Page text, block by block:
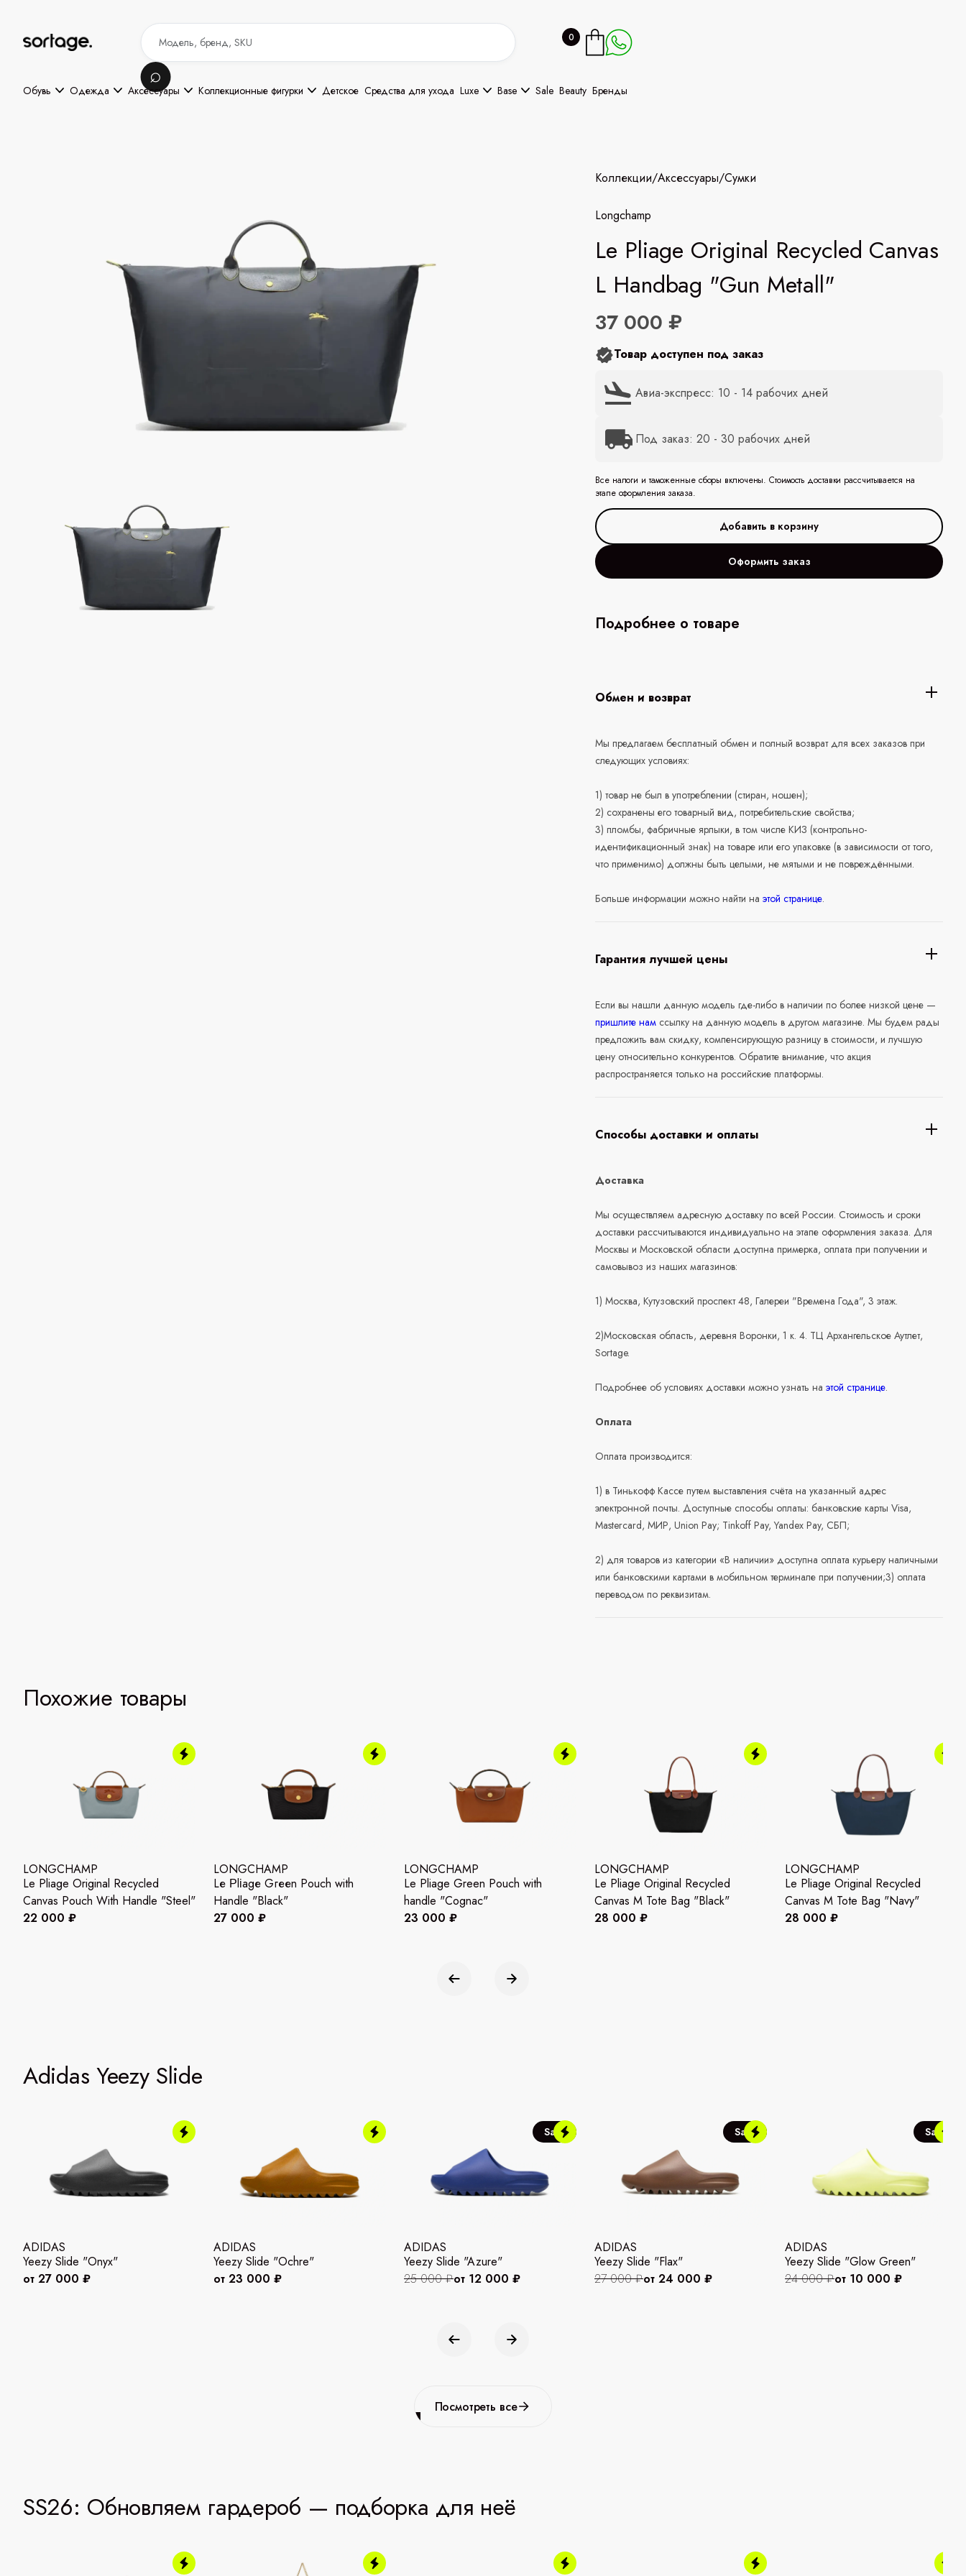
0
Обувь Одежда Аксессуары Коллекционные фигурки Детское Средства для ухода Luxe Base Sale Beauty Бренды
Коллекции/Аксессуары/Сумки
Longchamp
Le Pliage Original Recycled Canvas
L Handbag "Gun Metall"
37 000 ₽
Товар доступен под заказ
Авиа-экспресс: 10 - 14 рабочих дней
Под заказ: 20 - 30 рабочих дней
Все налоги и таможенные сборы включены. Стоимость доставки рассчитывается на
этапе оформления заказа.
Оформить заказ
Подробнее о товаре
Обмен и возврат
Мы предлагаем бесплатный обмен и полный возврат для всех заказов при
следующих условиях:
1) товар не был в употреблении (стиран, ношен);
2) сохранены его товарный вид, потребительские свойства;
3) пломбы, фабричные ярлыки, в том числе КИЗ (контрольно-
идентификационный знак) на товаре или его упаковке (в зависимости от того,
что применимо) должны быть целыми, не мятыми и не повреждёнными.
Больше информации можно найти наэтой странице.
Гарантия лучшей цены
Если вы нашли данную модель где-либо в наличии по более низкой цене —
пришлите нам ссылку на данную модель в другом магазине. Мы будем рады
предложить вам скидку, компенсирующую разницу в стоимости, и лучшую
цену относительно конкурентов. Обратите внимание, что акция
распространяется только на российские платформы.
Способы доставки и оплаты
Доставка
Мы осуществляем адресную доставку по всей России. Стоимость и сроки
доставки рассчитываются индивидуально на этапе оформления заказа. Для
Москвы и Московской области доступна примерка, оплата при получении и
самовывоз из наших магазинов:
1) Москва, Кутузовский проспект 48, Галереи "Времена Года", 3 этаж.
2)Московская область, деревня Воронки, 1 к. 4. ТЦ Архангельское Аутлет,
Sortage.
Подробнее об условиях доставки можно узнать наэтой странице.
Оплата
Оплата производится:
1) в Тинькофф Кассе путем выставления счёта на указанный адрес
электронной почты. Доступные способы оплаты: банковские карты Visa,
Mastercard, МИР, Union Pay; Tinkoff Pay, Yandex Pay, СБП;
2) для товаров из категории «В наличии» доступна оплата курьеру наличными
или банковскими картами в мобильном терминале при получении;3) оплата
переводом по реквизитам.
Похожие товары
LONGCHAMP
Le Pliage Original Recycled
Canvas Pouch With Handle "Steel"
22 000 ₽
LONGCHAMP
Lе Ρlіаgе Gгееn Pouch with
Handle "Вlасk"
27 000 ₽
LONGCHAMP
Le Pliage Green Pouch with
handle "Cognac"
23 000 ₽
LONGCHAMP
Le Pliage Original Recycled
Canvas M Tote Bag "Black"
28 000 ₽
LONGCHAMP
Le Pliage Original Recycled
Canvas M Tote Bag "Navy"
28 000 ₽
Adidas Yeezy Slide
ADIDAS
Yeezy Slide "Onyx"
от 27 000 ₽
ADIDAS
Yeezy Slide "Ochre"
от 23 000 ₽
Sale
ADIDAS
Yeezy Slide "Azure"
25 000 ₽от 12 000 ₽
Sale
ADIDAS
Yeezy Slide "Flax"
27 000 ₽от 24 000 ₽
Sale
ADIDAS
Yeezy Slide "Glow Green"
24 000 ₽от 10 000 ₽
Посмотреть все
SS26: Обновляем гардероб — подборка для неё